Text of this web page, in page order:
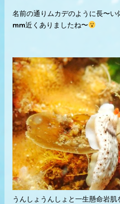
名前の通りムカデのように長〜い
mm近くありましたね〜
うんしょうんしょと一生懸命岩